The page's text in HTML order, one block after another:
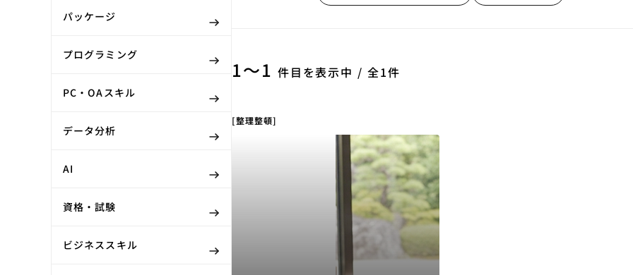
パッケージ
プログラミング
PC・OAスキル
データ分析
AI
資格・試験
ビジネススキル
1〜1 件目を表示中 / 全1件
[整理整頓]